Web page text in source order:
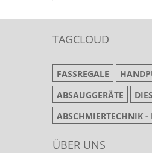
TAGCLOUD
FASSREGALE
ABSAUGGERÄTE
ABSCHMIERTECHNIK -
ÜBER UNS